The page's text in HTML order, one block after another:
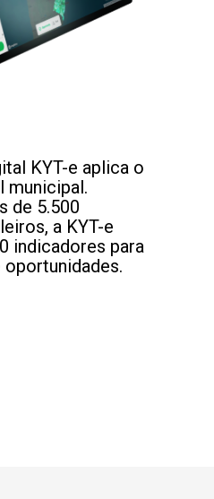
KYT-e aplica o
municipal.
de 5.500
a KYT-e
indicadores para